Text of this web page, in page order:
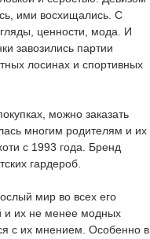
ими восхищались. С
ценности, мода. И
завозились партии
лосинах и спортивных
можно заказать
многим родителям и их
с 1993 года. Бренд
гардероб.
мир во всех его
и их не менее модных
с их мнением. Особенно в